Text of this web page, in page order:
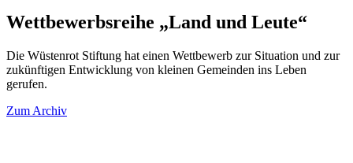
Wettbewerbsreihe „Land und Leute“
Die Wüstenrot Stiftung hat einen Wettbewerb zur Situation und zur
zukünftigen Entwicklung von kleinen Gemeinden ins Leben
gerufen.
Zum Archiv